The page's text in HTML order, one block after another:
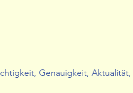
Genauigkeit, Aktualität,